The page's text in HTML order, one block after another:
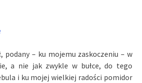
podany – ku mojemu zaskoczeniu – w
a nie jak zwykle w bułce, do tego
i ku mojej wielkiej radości pomidor